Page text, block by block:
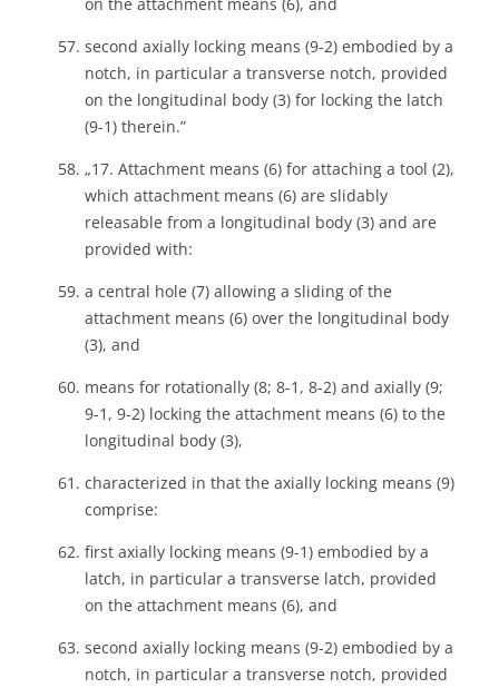
second axially locking means (9-2) embodied by a
notch, in particular a transverse notch, provided
on the longitudinal body (3) for locking the latch
(9-1) therein.”
„17. Attachment means (6) for attaching a tool (2),
which attachment means (6) are slidably
releasable from a longitudinal body (3) and are
provided with:
a central hole (7) allowing a sliding of the
attachment means (6) over the longitudinal body
(3), and
means for rotationally (8; 8-1, 8-2) and axially (9;
9-1, 9-2) locking the attachment means (6) to the
longitudinal body (3),
characterized in that the axially locking means (9)
comprise:
first axially locking means (9-1) embodied by a
latch, in particular a transverse latch, provided
on the attachment means (6), and
second axially locking means (9-2) embodied by a
notch, in particular a transverse notch, provided